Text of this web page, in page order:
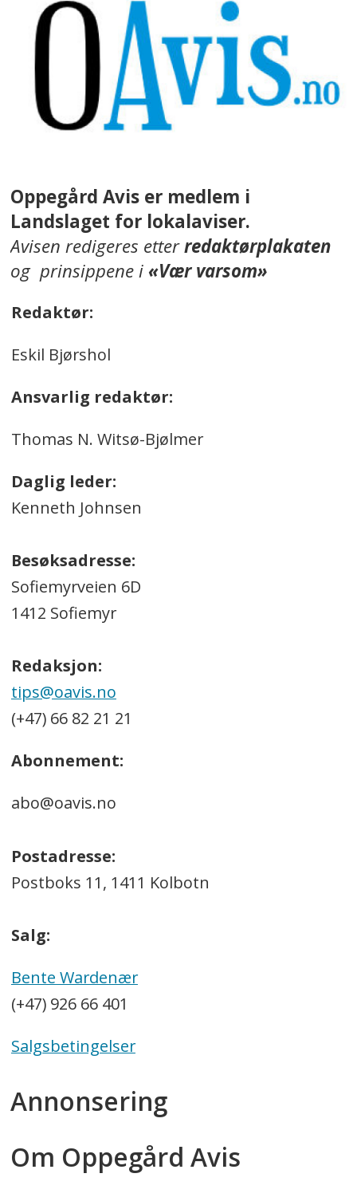
Oppegård Avis er medlem i
Landslaget for lokalaviser.
Avisen redigeres etterredaktørplakaten
og prinsippene i«Vær varsom»
Redaktør:
Eskil Bjørshol
Ansvarlig redaktør:
Thomas N. Witsø-Bjølmer
Daglig leder:
Kenneth Johnsen
Besøksadresse:
Sofiemyrveien 6D
1412 Sofiemyr
Redaksjon:
tips@oavis.no
(+47) 66 82 21 21
Abonnement:
abo@oavis.no
Postadresse:
Postboks 11, 1411 Kolbotn
Salg:
Bente Wardenær
(+47) 926 66 401
Salgsbetingelser
Annonsering
Om Oppegård Avis